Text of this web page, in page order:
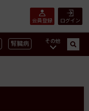
ログイン
会員登録
腎臓病 その他